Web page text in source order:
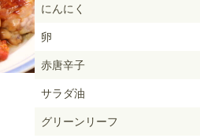
にんにく
卵
赤唐辛子
サラダ油
グリーンリーフ